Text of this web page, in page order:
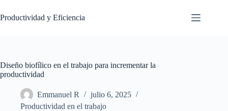
al
contenido
Productividad y Eficiencia
Diseño biofílico en el trabajo para incrementar la
productividad
Emmanuel R
julio 6, 2025
Productividad en el trabajo